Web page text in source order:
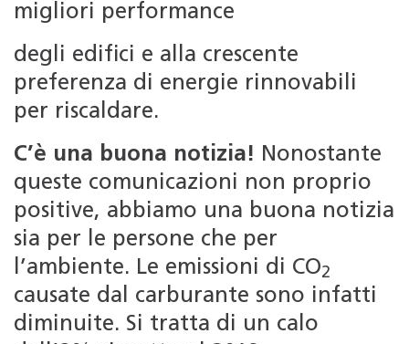
migliori performance
degli edifici e alla crescente
preferenza di energie rinnovabili
per riscaldare.
C’è una buona notizia! Nonostante
queste comunicazioni non proprio
positive, abbiamo una buona notizia
sia per le persone che per
l’ambiente. Le emissioni di CO2
causate dal carburante sono infatti
diminuite. Si tratta di un calo